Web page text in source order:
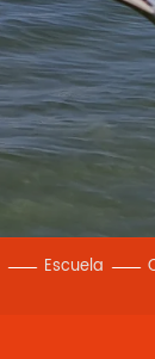
Escuela